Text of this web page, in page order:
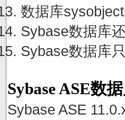
数据库
Sybase数据库
Sybase数据库
Sybase ASE数
Sybase ASE